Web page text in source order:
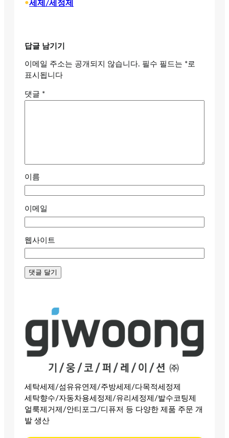
•세제/세정제
답글 남기기
이메일 주소는 공개되지 않습니다. 필수 필드는 *로
표시됩니다
댓글 *
이름
이메일
웹사이트
세탁세제/섬유유연제/주방세제/다목적세정제
세탁향수/자동차용세정제/유리세정제/발수코팅제
얼룩제거제/안티포그/디퓨저 등 다양한 제품 주문 개
발 생산